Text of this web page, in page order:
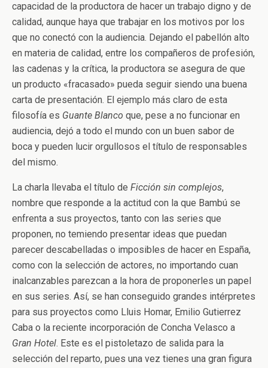
capacidad de la productora de hacer un trabajo digno y de
calidad, aunque haya que trabajar en los motivos por los
que no conectó con la audiencia. Dejando el pabellón alto
en materia de calidad, entre los compañeros de profesión,
las cadenas y la crítica, la productora se asegura de que
un producto «fracasado» pueda seguir siendo una buena
carta de presentación. El ejemplo más claro de esta
filosofía es Guante Blanco que, pese a no funcionar en
audiencia, dejó a todo el mundo con un buen sabor de
boca y pueden lucir orgullosos el título de responsables
del mismo.
La charla llevaba el título de Ficción sin complejos,
nombre que responde a la actitud con la que Bambú se
enfrenta a sus proyectos, tanto con las series que
proponen, no temiendo presentar ideas que puedan
parecer descabelladas o imposibles de hacer en España,
como con la selección de actores, no importando cuan
inalcanzables parezcan a la hora de proponerles un papel
en sus series. Así, se han conseguido grandes intérpretes
para sus proyectos como Lluis Homar, Emilio Gutierrez
Caba o la reciente incorporación de Concha Velasco a
Gran Hotel. Este es el pistoletazo de salida para la
selección del reparto, pues una vez tienes una gran figura